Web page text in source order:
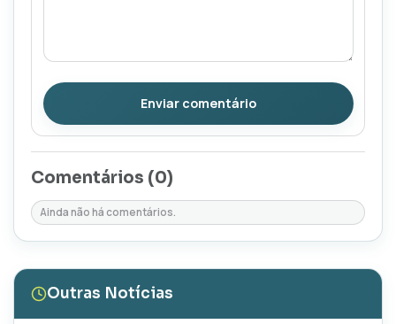
Enviar comentário
Comentários (0)
Ainda não há comentários.
Outras Notícias